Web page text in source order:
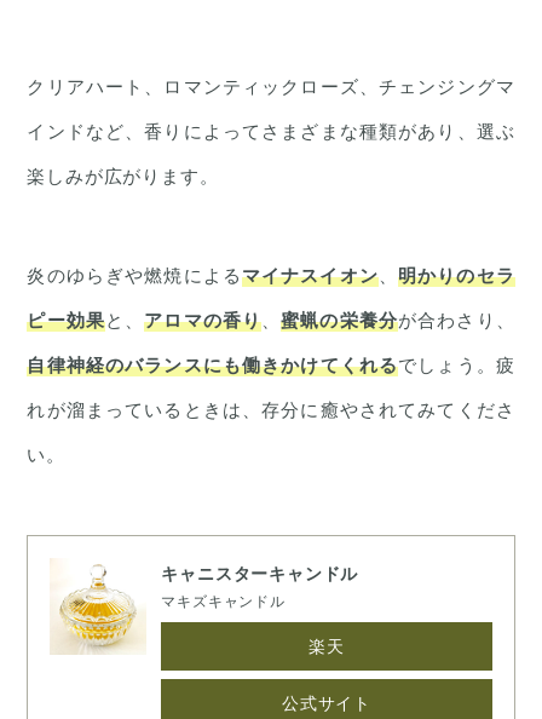
クリアハート、ロマンティックローズ、チェンジングマ
インドなど、香りによってさまざまな種類があり、選ぶ
楽しみが広がります。
炎のゆらぎや燃焼によるマイナスイオン、明かりのセラ
ピー効果と、アロマの香り、蜜蝋の栄養分が合わさり、
自律神経のバランスにも働きかけてくれるでしょう。疲
れが溜まっているときは、存分に癒やされてみてくださ
い。
キャニスターキャンドル
マキズキャンドル
楽天
公式サイト